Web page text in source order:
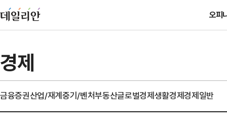
오피
경제
금융증권산업/재계중기/벤처부동산글로벌경제생활경제경제일반